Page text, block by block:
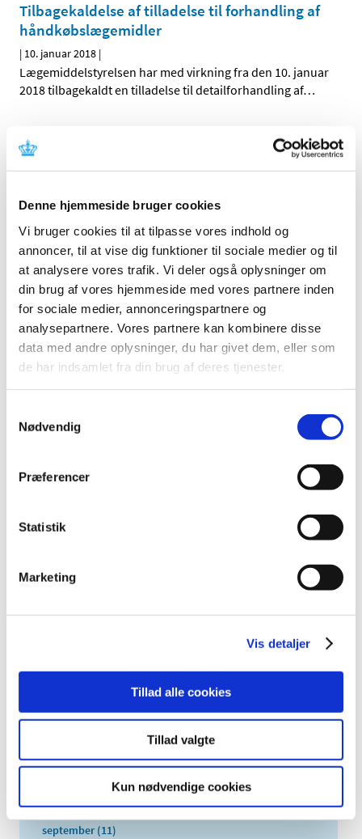
Denne hjemmeside bruger cookies
Vi bruger cookies til at tilpasse vores indhold og
annoncer, til at vise dig funktioner til sociale medier og til
at analysere vores trafik. Vi deler også oplysninger om
din brug af vores hjemmeside med vores partnere inden
for sociale medier, annonceringspartnere og
analysepartnere. Vores partnere kan kombinere disse
data med andre oplysninger, du har givet dem, eller som
de har indsamlet fra din brug af deres tjenester.
Nødvendig
Præferencer
Statistik
Marketing
Vis detaljer
Tillad alle cookies
Tillad valgte
Kun nødvendige cookies
Tilbagekaldelse af tilladelse til forhandling af
håndkøbslægemidler
| 10. januar 2018 |
Lægemiddelstyrelsen har med virkning fra den 10. januar
2018 tilbagekaldt en tilladelse til detailforhandling af…
Tjekkisk engrosforhandler lever ikke op til god
distributionspraksis for lægemidler
|10. januar 2018|
januar 2018 en erklæring om, at leverandøren GALPEX
Lægemiddelstyrelsens vurdering af nyt studie
om brug af ibuprofen og risiko for ændring af
hormonbalancen hos mænd
| 9. januar 2018 |
Et nyt dansk-fransk studie, Ibuprofen alters human
testicular physiology to produce a state of…
Innovair NEXThaler® får generelt tilskud
|4. januar 2018
Lægemiddelstyrelsen har besluttet, at Innovair NEXThaler
2025 (158)
2019 (159)
december (12)
november (10)
oktober (16)
september (11)